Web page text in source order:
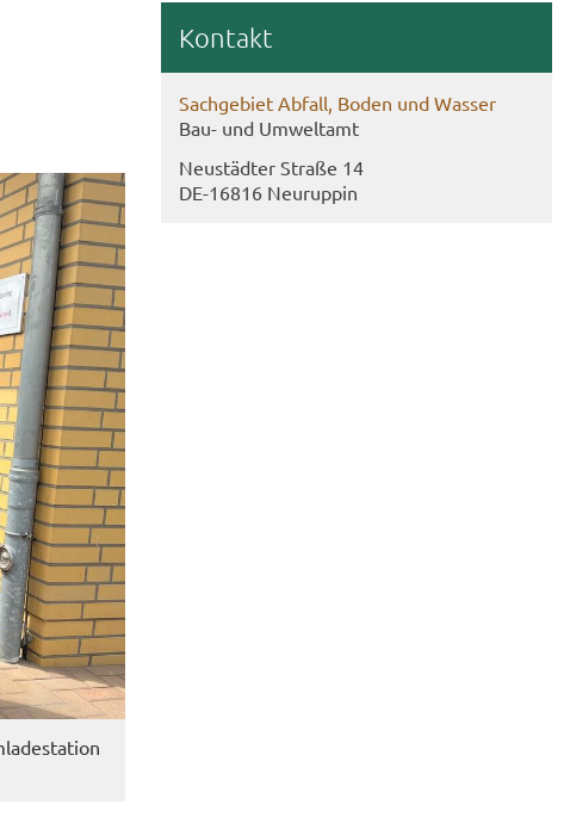
Kon­takt
Sach­ge­biet Ab­fall, Boden und Was­ser
Bau- und Um­welt­amt
Neu­städ­ter Stra­ße 14
DE-​16816 Neu­rup­pin